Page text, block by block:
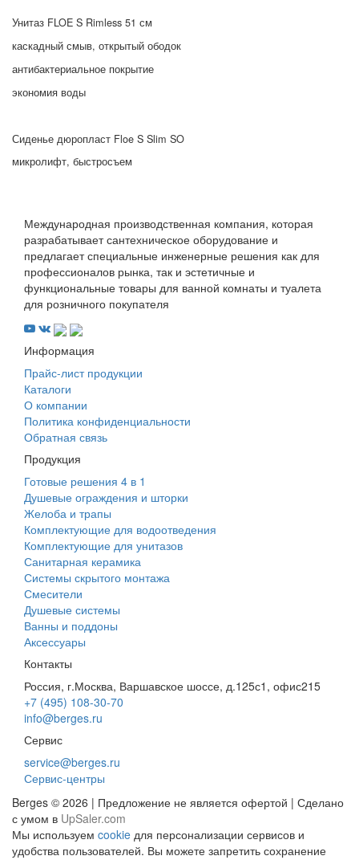
Унитаз FLOE S Rimless 51 см
каскадный смыв, открытый ободок
антибактериальное покрытие
экономия воды
Сиденье дюропласт Floe S Slim SO
микролифт, быстросъем
Международная производственная компания, которая
разрабатывает сантехническое оборудование и
предлагает специальные инженерные решения как для
профессионалов рынка, так и эстетичные и
функциональные товары для ванной комнаты и туалета
для розничного покупателя
Информация
Прайс-лист продукции
Каталоги
О компании
Политика конфиденциальности
Обратная связь
Продукция
Готовые решения 4 в 1
Душевые ограждения и шторки
Желоба и трапы
Комплектующие для водоотведения
Комплектующие для унитазов
Санитарная керамика
Системы скрытого монтажа
Смесители
Душевые системы
Ванны и поддоны
Аксессуары
Контакты
Россия, г.Москва, Варшавское шоссе, д.125с1, офис215
+7 (495) 108-30-70
info@berges.ru
Сервис
service@berges.ru
Сервис-центры
Berges © 2026 | Предложение не является офертой | Сделано
с умом в UpSaler.com
Мы используем cookie для персонализации сервисов и
удобства пользователей. Вы можете запретить сохранение